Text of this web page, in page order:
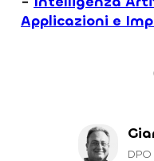
Applicazioni e